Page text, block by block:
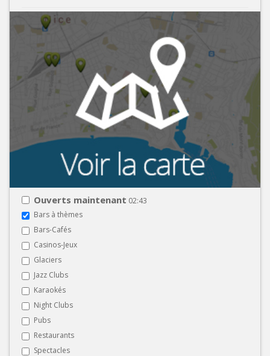
Ouverts maintenant 02:43
Bars à thèmes
Bars-Cafés
Casinos-Jeux
Glaciers
Jazz Clubs
Karaokés
Night Clubs
Pubs
Restaurants
Spectacles